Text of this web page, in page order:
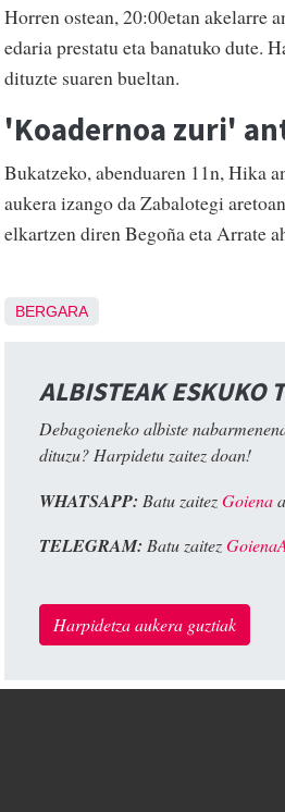
Horren ostean, 20:00etan akelarre
edaria prestatu eta banatuko dute.
dituzte suaren bueltan.
'Koadernoa zuri'
Bukatzeko, abenduaren 11n, Hika
aukera izango da Zabalotegi
elkartzen diren Begoña eta Arrate
BERGARA
ALBISTEAK ESKUKO
Debagoieneko albiste
dituzu? Harpidetu zaitez doan!
WHATSAPP: Batu zaitezGoiena
TELEGRAM: Batu zaitez
Harpidetza aukera guztiak